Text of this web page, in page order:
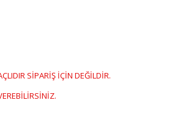
SİPARİŞ İÇİN DEĞİLDİR.